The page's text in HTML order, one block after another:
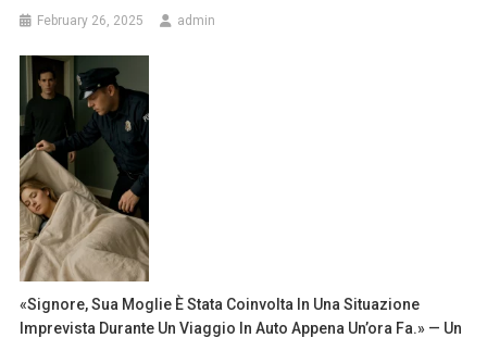
February 26, 2025 admin
«Signore, Sua Moglie È Stata Coinvolta In Una Situazione
Imprevista Durante Un Viaggio In Auto Appena Un’ora Fa.» — Un